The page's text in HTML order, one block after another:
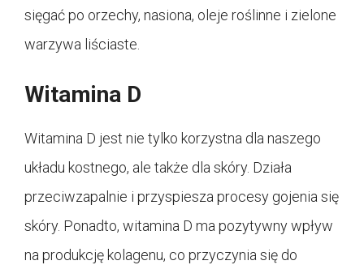
sięgać po orzechy, nasiona, oleje roślinne i zielone
warzywa liściaste.
Witamina D
Witamina D jest nie tylko korzystna dla naszego
układu kostnego, ale także dla skóry. Działa
przeciwzapalnie i przyspiesza procesy gojenia się
skóry. Ponadto, witamina D ma pozytywny wpływ
na produkcję kolagenu, co przyczynia się do